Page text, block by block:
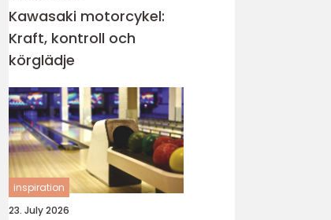
Kawasaki motorcykel:
Kraft, kontroll och
körglädje
inspiration
23. July 2026